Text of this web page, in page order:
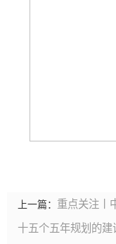
上一篇： 重点关注丨
十五个五年规划的建